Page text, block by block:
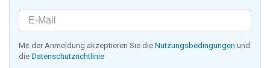
Mit der Anmeldung akzeptieren Sie die Nutzungsbedingungen und
die Datenschutzrichtlinie